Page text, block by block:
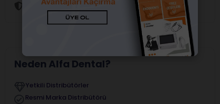
Güvenli Alışveriş
Neden Alfa Dental?
Yetkili Distribütörler
Resmi Marka Distribütörü